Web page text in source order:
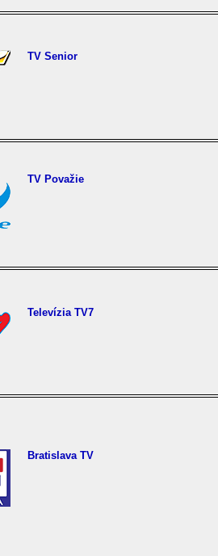
TV Senior
TV Považie
Televízia TV7
Bratislava TV